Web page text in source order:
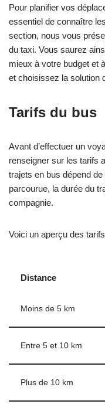
Pour planifier vos
essentiel de connaître
section, nous vous
du taxi. Vous saurez
mieux à votre budget et
et choisissez la solution
Tarifs du bus
Avant d’effectuer un
renseigner sur les tarifs
trajets en bus dépend
parcourue, la durée du
compagnie.
Voici un aperçu des
Distance
Moins de 5 km
Entre 5 et 10 km
Plus de 10 km